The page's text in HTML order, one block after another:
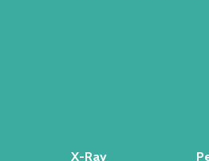
X-Ray